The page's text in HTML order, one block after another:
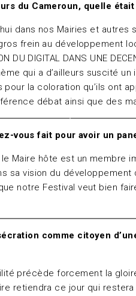
du Cameroun, quelle était
dans nos Mairies et
frein au développement
DIGITAL DANS UNE
thème qui a d’ailleurs
la coloration qu’ils ont
débat ainsi que des
vous fait pour avoir un
Maire hôte est un membre
sa vision du développement
notre Festival veut bien
comme citoyen
précède forcement la
retiendra ce jour qui